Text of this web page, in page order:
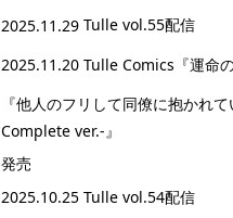
2025.11.29 Tulle vol.55配信
2025.11.20 Tulle Comics 『運命
『他人のフリして同僚に抱かれ
Complete ver.-』
発売
2025.10.25 Tulle vol.54配信